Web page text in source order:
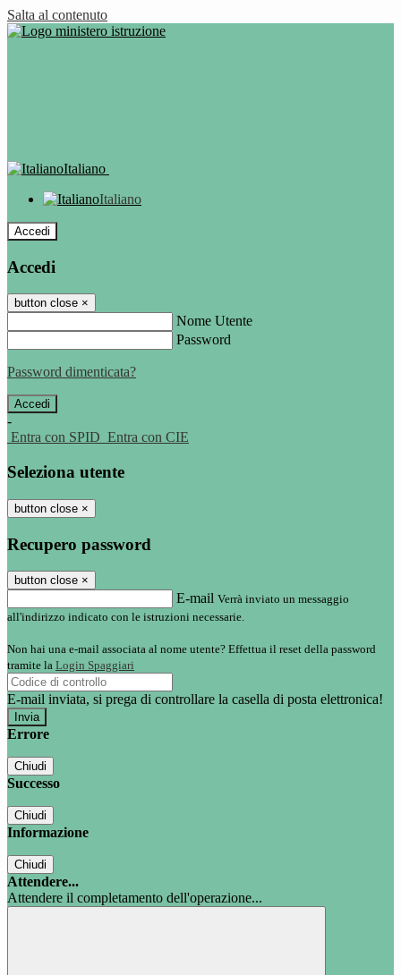
Salta al contenuto
Italiano
Italiano
Accedi
Accedi
button close ×
Nome Utente
Password
Password dimenticata?
-
Entra con SPID Entra con CIE
Seleziona utente
button close ×
Recupero password
button close ×
E-mail Verrà inviato un messaggio
all'indirizzo indicato con le istruzioni necessarie.
Non hai una e-mail associata al nome utente? Effettua il reset della password
tramite la Login Spaggiari
E-mail inviata, si prega di controllare la casella di posta elettronica!
Errore
Chiudi
Successo
Chiudi
Informazione
Chiudi
Attendere...
Attendere il completamento dell'operazione...